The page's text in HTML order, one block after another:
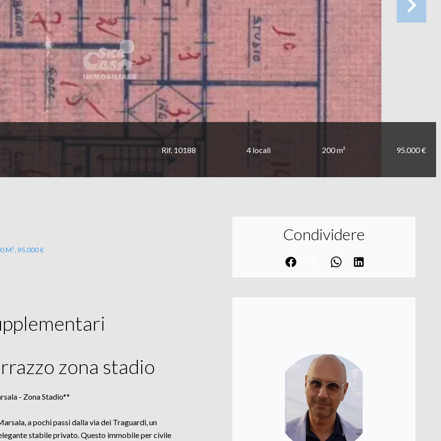
Rif. 10188 4 locali 200 m² 95.000 €
95.000 €
zona stadio
- Zona Stadio**
a pochi passi dalla via dei Traguardi, un
stabile privato. Questo immobile per civile
Condividere